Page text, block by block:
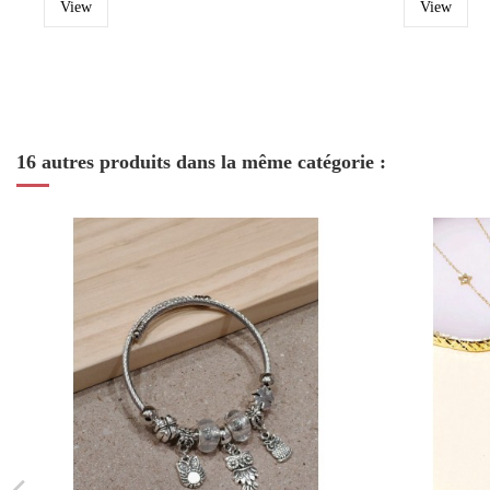
View View
16 autres produits dans la même catégorie :